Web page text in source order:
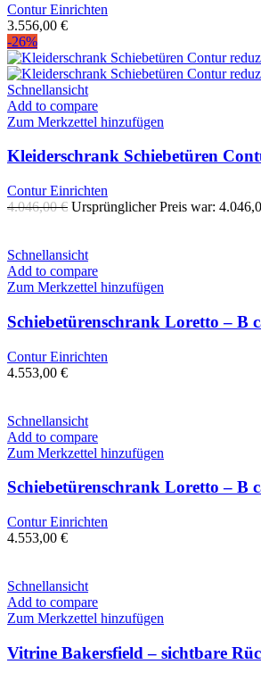
Contur Einrichten
3.556,00 €
-26%
Schnellansicht
Add to compare
Zum Merkzettel hinzufügen
Kleiderschrank Schiebetüren
Contur Einrichten
4.046,00€ Ursprünglicher Preis war:
Schnellansicht
Add to compare
Zum Merkzettel hinzufügen
Schiebetürenschrank Loretto – B
Contur Einrichten
4.553,00 €
Schnellansicht
Add to compare
Zum Merkzettel hinzufügen
Schiebetürenschrank Loretto – B
Contur Einrichten
4.553,00 €
Schnellansicht
Add to compare
Zum Merkzettel hinzufügen
Vitrine Bakersfield – sichtbare